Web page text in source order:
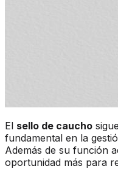
El sello de caucho
fundamental en la
Además de su función
oportunidad más para